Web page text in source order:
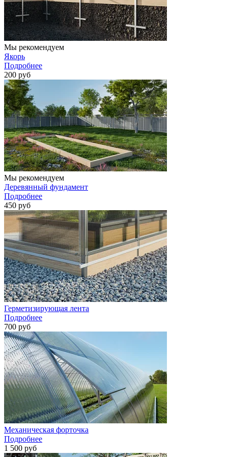
Мы рекомендуем
Якорь
Подробнее
200 руб
Мы рекомендуем
Деревянный фундамент
Подробнее
450 руб
Герметизирующая лента
Подробнее
700 руб
Механическая форточка
Подробнее
1 500 руб